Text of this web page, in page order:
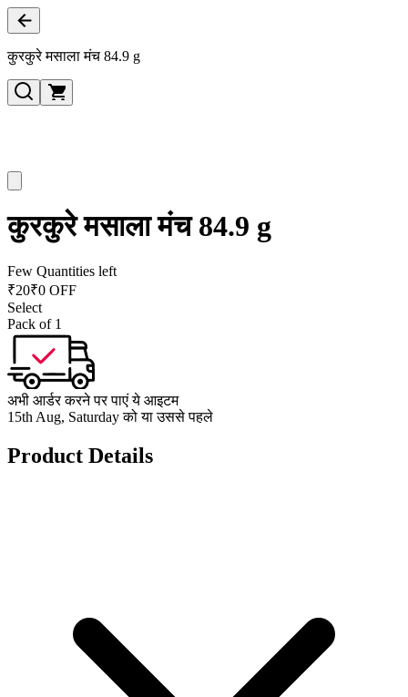
कुरकुरे मसाला मंच 84.9 g
कुरकुरे मसाला मंच 84.9 g
Few Quantities left
₹20₹0 OFF
Select
Pack of 1
अभी आर्डर करने पर पाएं ये आइटम
15th Aug, Saturday को या उससे पहले
Product Details